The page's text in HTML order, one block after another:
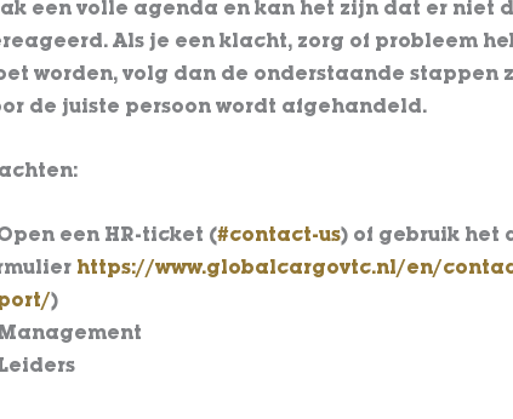
een volle agenda en kan het zijn dat er niet
Als je een klacht, zorg of probleem
worden, volg dan de onderstaande stappen
de juiste persoon wordt afgehandeld.
een HR-ticket (#contact-us) of gebruik het
https://www.globalcargovtc.nl/en/
)